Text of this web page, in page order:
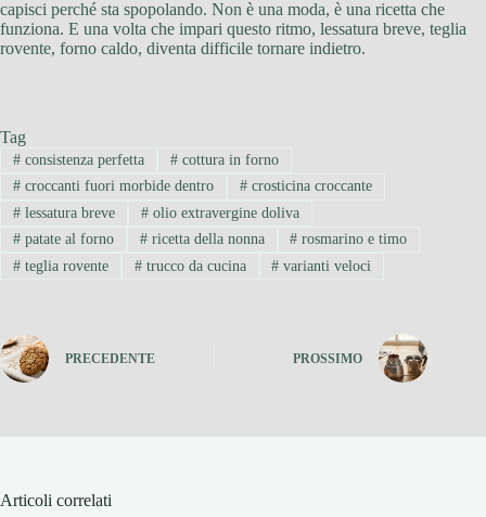
capisci perché sta spopolando. Non è una moda, è una ricetta che
funziona. E una volta che impari questo ritmo, lessatura breve, teglia
rovente, forno caldo, diventa difficile tornare indietro.
Tag
#consistenza perfetta #cottura in forno
#croccanti fuori morbide dentro #crosticina croccante
#lessatura breve #olio extravergine doliva
#patate al forno #ricetta della nonna # rosmarino e timo
#teglia rovente #trucco da cucina # varianti veloci
PRECEDENTE PROSSIMO
Articoli correlati